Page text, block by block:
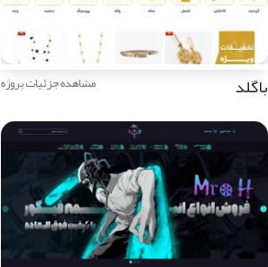
باگلد مشاهده جزئیات پروژه